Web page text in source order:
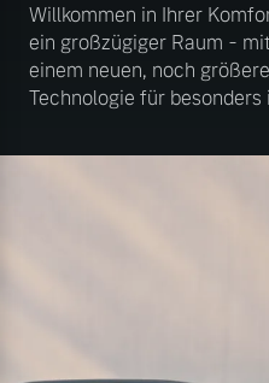
Willkommen in Ihrer
ein großzügiger Raum -
einem neuen, noch
Technologie für